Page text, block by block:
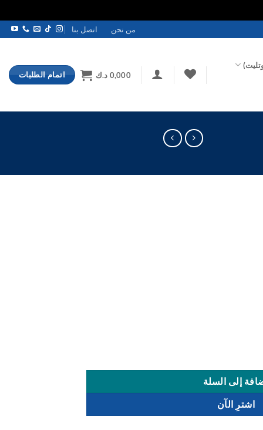
من نحن اتصل بنا
0,000 د.ك اتمام الطلبات
إلى السلة
اشترِ الآن